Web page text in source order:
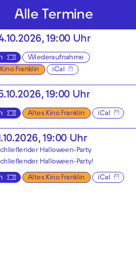
Alle Termine
19:00 Uhr
Wiederaufnahme
Franklin
iCal
19:00 Uhr
Altes Kino Franklin iCal
19:00 Uhr
Halloween-Party
Halloween-Party!
Altes Kino Franklin iCal